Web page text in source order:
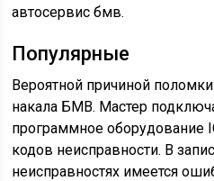
автосервис бмв.
Популярные
Вероятной причиной
накала БМВ. Мастер
программное оборудование
кодов неисправности. В
неисправностях имеется